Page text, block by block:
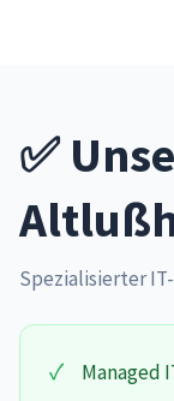
✅
Spezialisierter
✓ Managed